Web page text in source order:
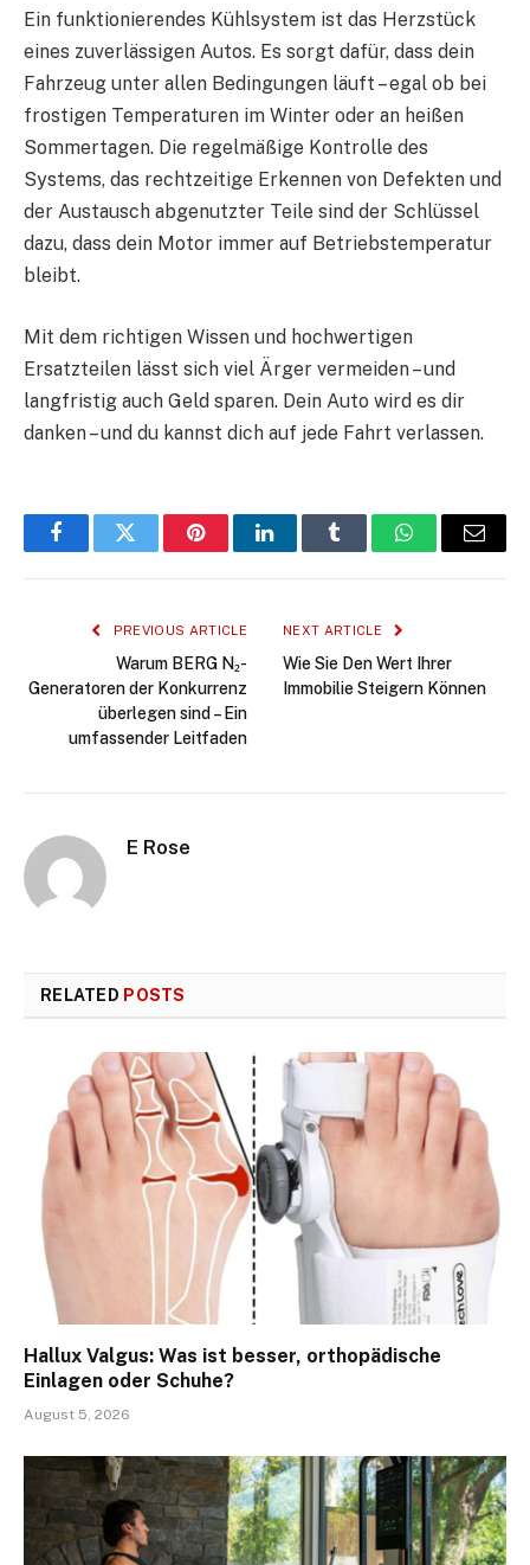
Ein funktionierendes Kühlsystem ist das Herzstück
eines zuverlässigen Autos. Es sorgt dafür, dass dein
Fahrzeug unter allen Bedingungen läuft – egal ob bei
frostigen Temperaturen im Winter oder an heißen
Sommertagen. Die regelmäßige Kontrolle des
Systems, das rechtzeitige Erkennen von Defekten und
der Austausch abgenutzter Teile sind der Schlüssel
dazu, dass dein Motor immer auf Betriebstemperatur
bleibt.
Mit dem richtigen Wissen und hochwertigen
Ersatzteilen lässt sich viel Ärger vermeiden – und
langfristig auch Geld sparen. Dein Auto wird es dir
danken – und du kannst dich auf jede Fahrt verlassen.
FacebookTwitter PinterestLinkedInTumblr WhatsAppEmail
PREVIOUS ARTICLE
Warum BERG N₂-
Generatoren der Konkurrenz
überlegen sind – Ein
umfassender Leitfaden
NEXT ARTICLE
Wie Sie Den Wert Ihrer
Immobilie Steigern Können
E Rose
RELATED POSTS
Hallux Valgus: Was ist besser, orthopädische
Einlagen oder Schuhe?
August 5, 2026